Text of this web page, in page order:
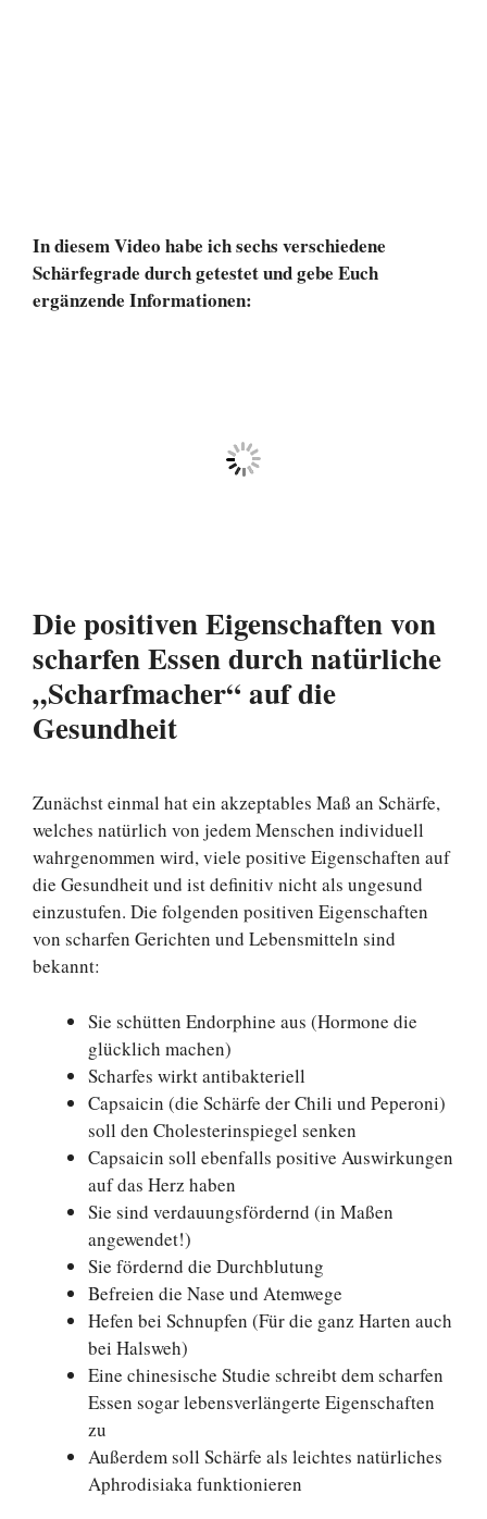
In diesem Video habe ich sechs verschiedene
Schärfegrade durch getestet und gebe Euch
ergänzende Informationen:
Die positiven Eigenschaften von
scharfen Essen durch natürliche
„Scharfmacher“ auf die
Gesundheit
Zunächst einmal hat ein akzeptables Maß an Schärfe,
welches natürlich von jedem Menschen individuell
wahrgenommen wird, viele positive Eigenschaften auf
die Gesundheit und ist definitiv nicht als ungesund
einzustufen. Die folgenden positiven Eigenschaften
von scharfen Gerichten und Lebensmitteln sind
bekannt:
Sie schütten Endorphine aus (Hormone die
glücklich machen)
Scharfes wirkt antibakteriell
Capsaicin (die Schärfe der Chili und Peperoni)
soll den Cholesterinspiegel senken
Capsaicin soll ebenfalls positive Auswirkungen
auf das Herz haben
Sie sind verdauungsfördernd (in Maßen
angewendet!)
Sie fördernd die Durchblutung
Befreien die Nase und Atemwege
Hefen bei Schnupfen (Für die ganz Harten auch
bei Halsweh)
Eine chinesische Studie schreibt dem scharfen
Essen sogar lebensverlängerte Eigenschaften
zu
Außerdem soll Schärfe als leichtes natürliches
Aphrodisiaka funktionieren